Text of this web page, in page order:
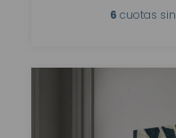
6 cuotas